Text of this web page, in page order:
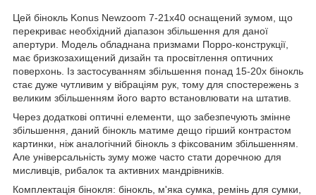
Цей бінокль Konus Newzoom 7-21x40 оснащений зумом, що
перекриває необхідний діапазон збільшення для даної
апертури. Модель обладнана призмами Порро-конструкції,
має бризкозахищений дизайн та просвітлення оптичних
поверхонь. Із застосуванням збільшення понад 15-20х бінокль
стає дуже чутливим у вібраціям рук, тому для спостережень з
великим збільшенням його варто встановлювати на штатив.
Через додаткові оптичні елементи, що забезпечують змінне
збільшення, даний бінокль матиме дещо гірший контрастом
картинки, ніж аналогічний бінокль з фіксованим збільшенням.
Але універсальність зуму може часто стати доречною для
мисливців, рибалок та активних мандрівників.
Комплектація бінокля: бінокль, м'яка сумка, ремінь для сумки,